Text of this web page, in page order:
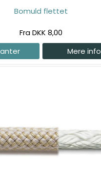
Bomuld flettet
Fra DKK 8,00
Mere info